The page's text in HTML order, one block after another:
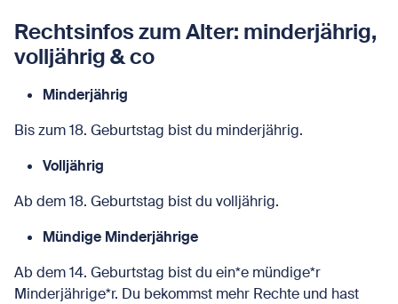
Rechtsinfos zum Alter: minderjährig,
volljährig & co
Minderjährig
Bis zum 18. Geburtstag bist du minderjährig.
Volljährig
Ab dem 18. Geburtstag bist du volljährig.
Mündige Minderjährige
Ab dem 14. Geburtstag bist du ein*e mündige*r
Minderjährige*r. Du bekommst mehr Rechte und hast